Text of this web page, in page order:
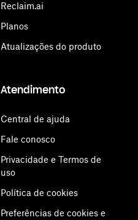
Reclaim.ai
Planos
Atualizações do produto
Atendimento
Central de ajuda
Fale conosco
Privacidade e Termos de
uso
Política de cookies
Preferências de cookies e